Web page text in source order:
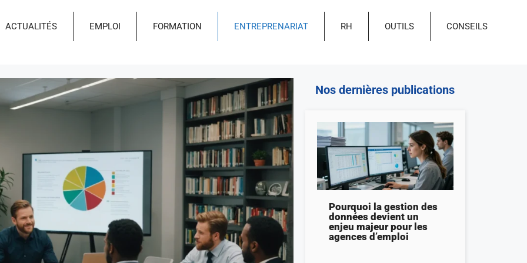
ACTUALITÉS EMPLOI FORMATION ENTREPRENARIAT RH OUTILS CONSEILS
Nos dernières publications
Pourquoi la gestion des
données devient un
enjeu majeur pour les
agences d’emploi